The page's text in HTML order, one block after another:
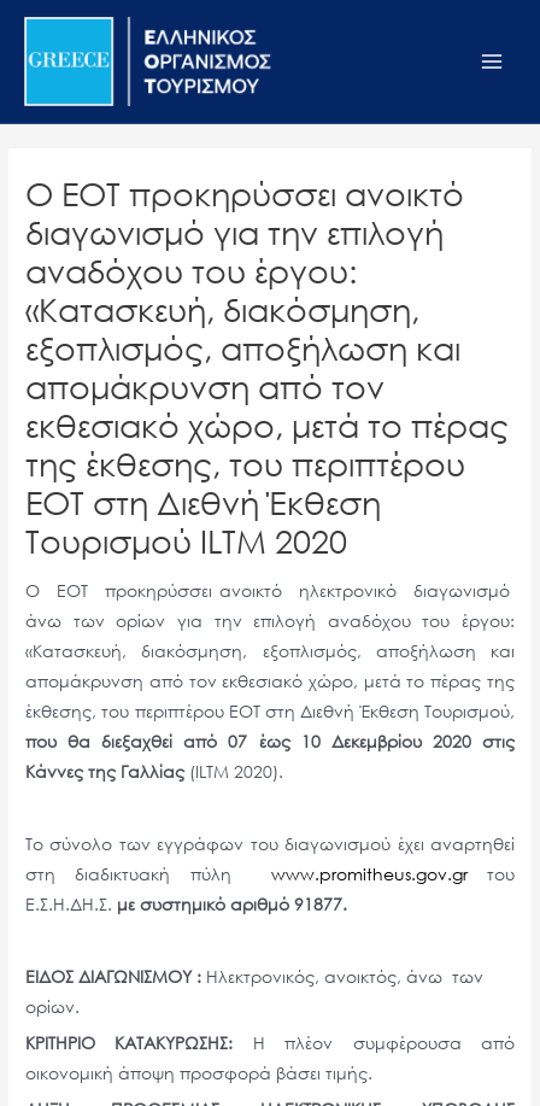
Σημείωση:
ιστότοπος
σύστημα
προσβασιμότητας.
Μετάβαση
περιεχόμενο
Ο ΕΟΤ προκηρύσσει ανοικτό
διαγωνισμό για την επιλογή
αναδόχου του έργου:
«Κατασκευή, διακόσμηση,
εξοπλισμός, αποξήλωση και
απομάκρυνση από τον
εκθεσιακό χώρο, μετά το πέρας
της έκθεσης, του περιπτέρου
ΕΟΤ στη Διεθνή Έκθεση
Τουρισμού ILTM 2020
Ο ΕΟΤ προκηρύσσει ανοικτό ηλεκτρονικό διαγωνισμό
άνω των ορίων για την επιλογή αναδόχου του έργου:
«Κατασκευή, διακόσμηση, εξοπλισμός, αποξήλωση και
απομάκρυνση από τον εκθεσιακό χώρο, μετά το πέρας της
έκθεσης, του περιπτέρου ΕΟΤ στη Διεθνή Έκθεση Τουρισμού,
που θα διεξαχθεί από 07 έως 10 Δεκεμβρίου 2020 στις
Κάννες της Γαλλίας(ILTM 2020).
Το σύνολο των εγγράφων του διαγωνισμού έχει αναρτηθεί
στη διαδικτυακή πύλη www.promitheus.gov.grτου
Ε.Σ.Η.ΔΗ.Σ. με συστημικό αριθμό 91877.
ΕΙΔΟΣ ΔΙΑΓΩΝΙΣΜΟΥ : Ηλεκτρονικός, ανοικτός, άνω των
ορίων.
ΚΡΙΤΗΡΙΟ ΚΑΤΑΚΥΡΩΣΗΣ: Η πλέον συμφέρουσα από
οικονομική άποψη προσφορά βάσει τιμής.